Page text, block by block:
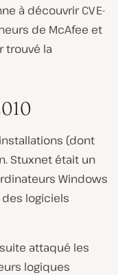
à découvrir CVE-
de McAfee et
trouvé la
(dont
Stuxnet était un
Windows
logiciels
attaqué les
logiques